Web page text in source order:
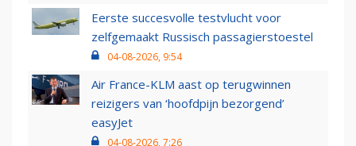
Eerste succesvolle testvlucht voor
zelfgemaakt Russisch passagierstoestel
04-08-2026, 9:54
Air France-KLM aast op terugwinnen
reizigers van ‘hoofdpijn bezorgend’
easyJet
04-08-2026, 7:26